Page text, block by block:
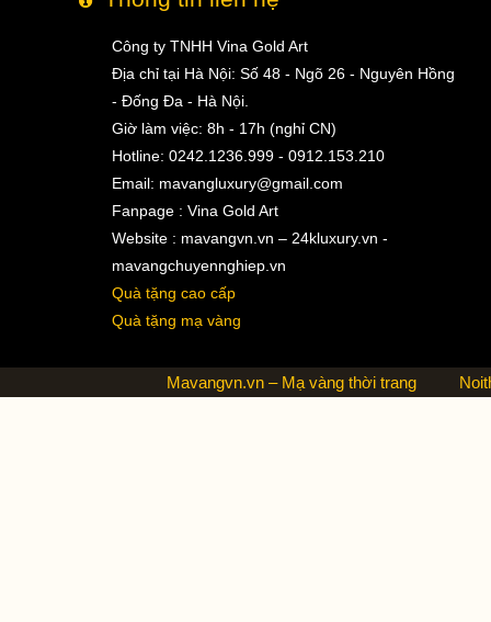
Công ty TNHH Vina Gold Art
Địa chỉ tại Hà Nội: Số 48 - Ngõ 26 - Nguyên Hồng
- Đống Đa - Hà Nội.
Giờ làm việc: 8h - 17h (nghỉ CN)
Hotline: 0242.1236.999 - 0912.153.210
Email: mavangluxury@gmail.com
Fanpage : Vina Gold Art
Website : mavangvn.vn – 24kluxury.vn -
mavangchuyennghiep.vn
Quà tặng cao cấp
Quà tặng mạ vàng
Mavangvn.vn – Mạ vàng thời trang